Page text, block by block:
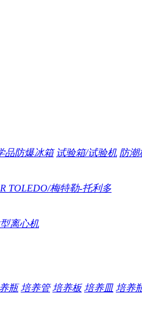
品防爆冰箱 试验箱/试验机 防潮
TOLEDO/梅特勒-托利多
离心机
瓶 培养管 培养板 培养皿 培养